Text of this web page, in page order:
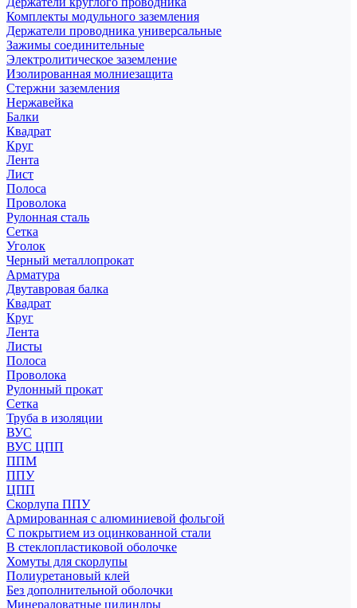
Комплекты модульного заземления
Держатели проводника универсальные
Зажимы соединительные
Электролитическое заземление
Изолированная молниезащита
Стержни заземления
Нержавейка
Балки
Квадрат
Круг
Лента
Лист
Полоса
Проволока
Рулонная сталь
Сетка
Уголок
Черный металлопрокат
Арматура
Двутавровая балка
Квадрат
Круг
Лента
Листы
Полоса
Проволока
Рулонный прокат
Сетка
Труба в изоляции
ВУС
ВУС ЦПП
ППМ
ППУ
ЦПП
Скорлупа ППУ
Армированная с алюминиевой фольгой
С покрытием из оцинкованной стали
В стеклопластиковой оболочке
Хомуты для скорлупы
Полиуретановый клей
Без дополнительной оболочки
Минераловатные цилиндры